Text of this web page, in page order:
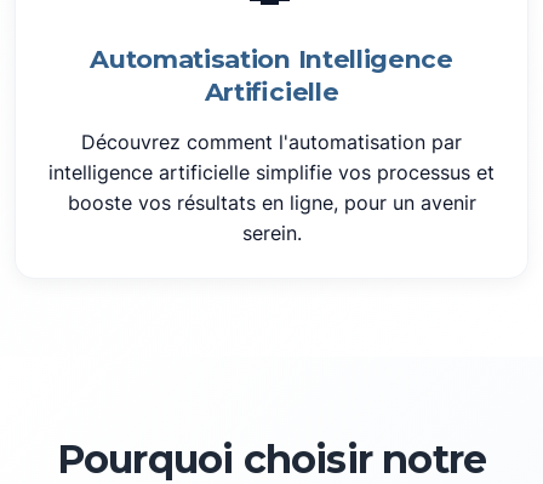
Automatisation Intelligence
Artificielle
Découvrez comment l'automatisation par
intelligence artificielle simplifie vos processus et
booste vos résultats en ligne, pour un avenir
serein.
Pourquoi choisir notre